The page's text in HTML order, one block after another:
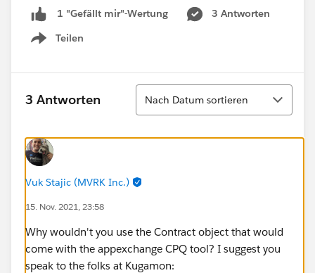
1 "Gefällt mir"-Wertung
3 Antworten
Teilen
Show menu
3 Antworten
Sortieren
Nach Datum sortieren
Vuk Stajic (MVRK Inc.)
15. Nov. 2021, 23:58
Why wouldn't you use the Contract object that would
come with the appexchange CPQ tool? I suggest you
speak to the folks at Kugamon: